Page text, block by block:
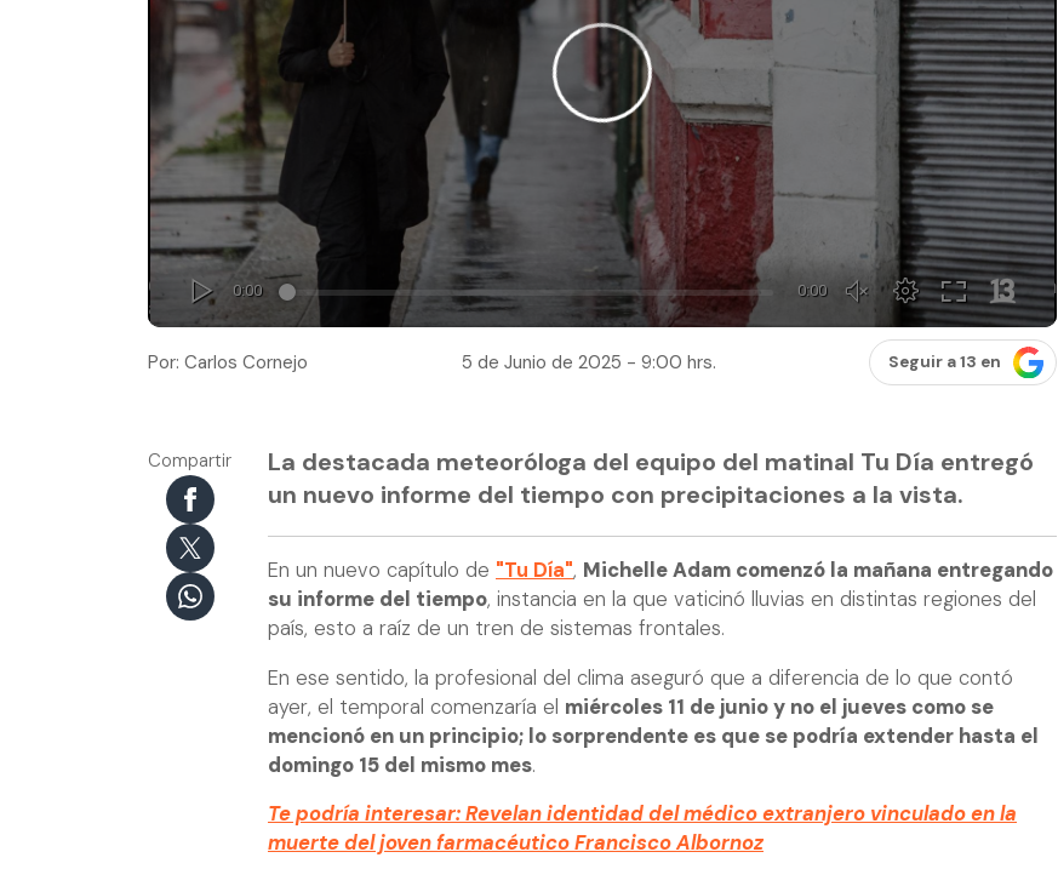
Por: Carlos Cornejo 5 de Junio de 2025 - 9:00 hrs. Seguir a 13 en
Compartir
La destacada meteoróloga del equipo del matinal Tu Día entregó
un nuevo informe del tiempo con precipitaciones a la vista.
En un nuevo capítulo de "Tu Día", Michelle Adam comenzó la mañana entregando
su informe del tiempo, instancia en la que vaticinó lluvias en distintas regiones del
país, esto a raíz de un tren de sistemas frontales.
En ese sentido, la profesional del clima aseguró que a diferencia de lo que contó
ayer, el temporal comenzaría el miércoles 11 de junio y no el jueves como se
mencionó en un principio; lo sorprendente es que se podría extender hasta el
domingo 15 del mismo mes.
Te podría interesar: Revelan identidad del médico extranjero vinculado en la
muerte del joven farmacéutico Francisco Albornoz